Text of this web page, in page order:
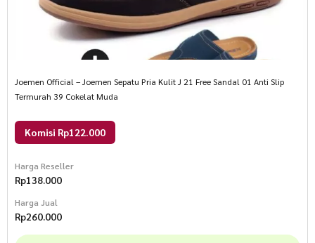
Joemen Official – Joemen Sepatu Pria Kulit J 21 Free Sandal 01 Anti Slip
Termurah 39 Cokelat Muda
Komisi Rp122.000
Harga Reseller
Rp138.000
Harga Jual
Rp260.000